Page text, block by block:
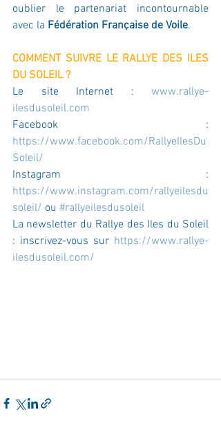
oublier le partenariat incontournable
avec la Fédération Française de Voile.
COMMENT SUIVRE LE RALLYE DES ILES
DU SOLEIL ?
Le site Internet : www.rallye-
ilesdusoleil.com
https://www.facebook.com/RallyeIlesDu
Soleil/
https://www.instagram.com/rallyeilesdu
soleil/ ou #rallyeilesdusoleil
La newsletter du Rallye des Iles du Soleil
: inscrivez-vous sur https://www.rallye-
ilesdusoleil.com/